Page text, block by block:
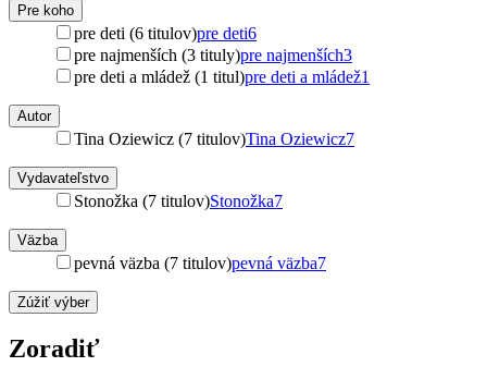
Pre koho
pre deti (6 titulov)pre deti6
pre najmenších (3 tituly)pre najmenších3
pre deti a mládež (1 titul)pre deti a mládež1
Autor
Tina Oziewicz (7 titulov)Tina Oziewicz7
Vydavateľstvo
Stonožka (7 titulov)Stonožka7
Väzba
pevná väzba (7 titulov)pevná väzba7
Zúžiť výber
Zoradiť